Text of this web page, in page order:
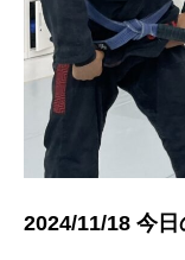
2024/11/18 今日